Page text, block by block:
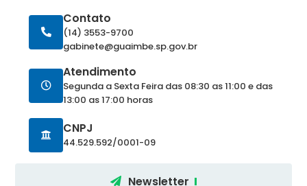
Contato
(14) 3553-9700
gabinete@guaimbe.sp.gov.br
Atendimento
Segunda a Sexta Feira das 08:30 as 11:00 e das
13:00 as 17:00 horas
CNPJ
44.529.592/0001-09
Newsletter